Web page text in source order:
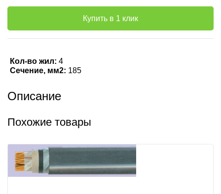
Купить в 1 клик
Кол-во жил: 4
Сечение, мм2: 185
Описание
Похожие товары